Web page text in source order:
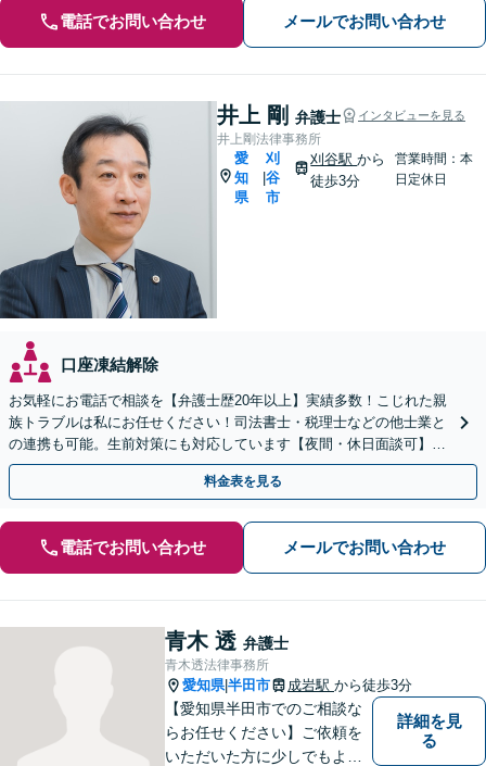
電話でお問い合わせ メールでお問い合わせ
井上 剛 弁護士 インタビューを見る
井上剛法律事務所
愛
知
県
刈
谷
市
刈谷駅から
徒歩3分
営業時間：本
日定休日
口座凍結解除
お気軽にお電話で相談を【弁護士歴20年以上】実績多数！こじれた親
族トラブルは私にお任せください！司法書士・税理士などの他士業と
の連携も可能。生前対策にも対応しています【夜間・休日面談可】
【完全個室・秘密厳守】
料金表を見る
電話でお問い合わせ メールでお問い合わせ
青木 透 弁護士
青木透法律事務所
愛知県|半田市 成岩駅 から徒歩3分
【愛知県半田市でのご相談な
らお任せください】ご依頼を
いただいた方に少しでもよい
詳細を見
る